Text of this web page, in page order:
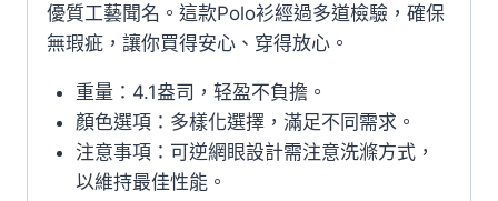
優質工藝聞名。這款Polo衫經過多道檢驗，確保
無瑕疵，讓你買得安心、穿得放心。
重量：4.1盎司，轻盈不負擔。
顏色選項：多樣化選擇，滿足不同需求。
注意事項：可逆網眼設計需注意洗滌方式，
以維持最佳性能。